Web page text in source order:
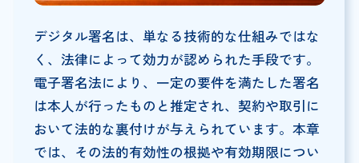
デジタル署名は、単なる技術的な仕組みではな
く、法律によって効力が認められた手段です。
電子署名法により、一定の要件を満たした署名
は本人が行ったものと推定され、契約や取引に
おいて法的な裏付けが与えられています。本章
では、その法的有効性の根拠や有効期限につい